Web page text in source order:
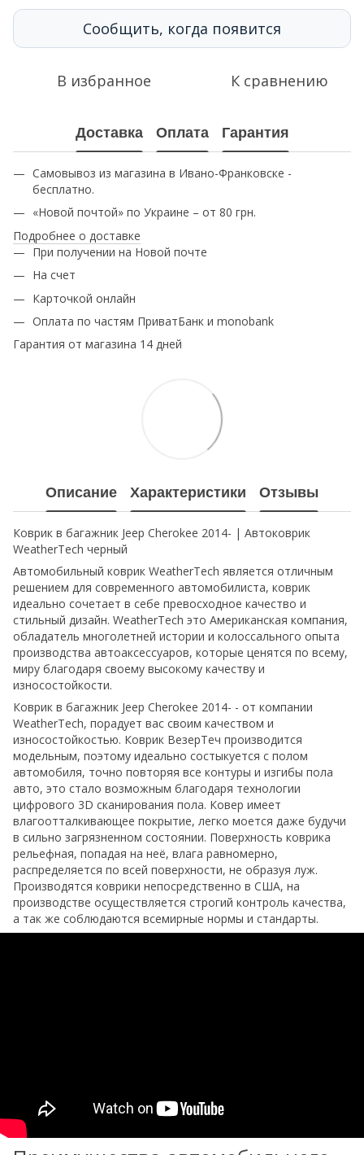
Сообщить, когда появится
В избранное К сравнению
Доставка Оплата Гарантия
Самовывоз из магазина в Ивано-Франковске -
бесплатно.
«Новой почтой» по Украине – от 80 грн.
Подробнее о доставке
При получении на Новой почте
На счет
Карточкой онлайн
Оплата по частям ПриватБанк и monobank
Гарантия от магазина 14 дней
Описание Характеристики Отзывы
Коврик в багажник Jeep Cherokee 2014- | Автоковрик
WeatherTech черный
Автомобильный коврик WeatherTech является отличным
решением для современного автомобилиста, коврик
идеально сочетает в себе превосходное качество и
стильный дизайн. WeatherTech это Американская компания,
обладатель многолетней истории и колоссального опыта
производства автоаксессуаров, которые ценятся по всему,
миру благодаря своему высокому качеству и
износостойкости.
Коврик в багажник Jeep Cherokee 2014- - от компании
WeatherTech, порадует вас своим качеством и
износостойкостью. Коврик ВезерТеч производится
модельным, поэтому идеально состыкуется с полом
автомобиля, точно повторяя все контуры и изгибы пола
авто, это стало возможным благодаря технологии
цифрового 3D сканирования пола. Ковер имеет
влагоотталкивающее покрытие, легко моется даже будучи
в сильно загрязненном состоянии. Поверхность коврика
рельефная, попадая на неё, влага равномерно,
распределяется по всей поверхности, не образуя луж.
Производятся коврики непосредственно в США, на
производстве осуществляется строгий контроль качества,
а так же соблюдаются всемирные нормы и стандарты.